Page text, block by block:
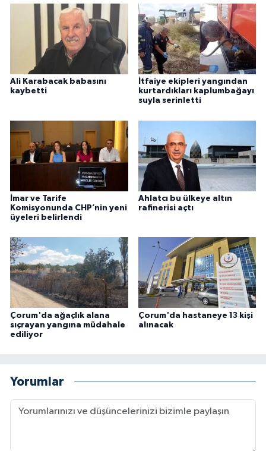
Ali Karabacak babasını
kaybetti
İtfaiye ekipleri yangından
kurtardıkları kaplumbağayı
suyla serinletti
İmar ve Tarife
Komisyonunda CHP’nin yeni
üyeleri belirlendi
Ahlatcı bu ülkeye altın
rafinerisi açtı
Çorum'da ağaçlık alana
sıçrayan yangına müdahale
ediliyor
Çorum'da hastaneye 13 kişi
alınacak
Yorumlar